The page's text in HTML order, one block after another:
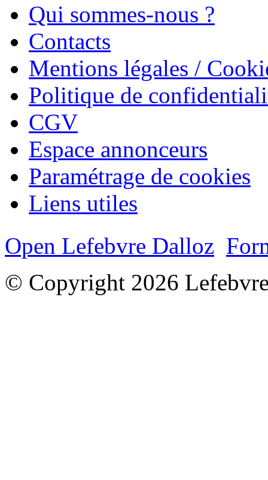
Qui sommes-nous ?
Contacts
Mentions légales /
Politique de
CGV
Espace annonceurs
Paramétrage de cookies
Liens utiles
Open Lefebvre Dalloz
© Copyright 2026